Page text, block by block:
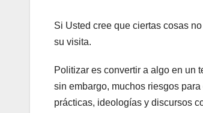
Si Usted cree que ciertas cosas
su visita.
Politizar es convertir a algo en un
sin embargo, muchos riesgos
prácticas, ideologías y discursos